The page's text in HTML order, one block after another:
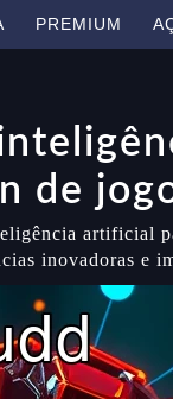
PREMIUM
de
artificial
inovadoras e